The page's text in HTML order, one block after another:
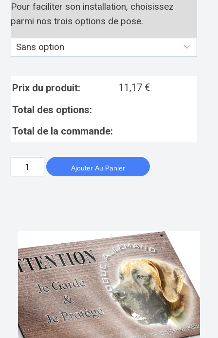
Pour faciliter son installation, choisissez
parmi nos trois options de pose.
Prix du produit: 11,17 €
Total des options:
Total de la commande:
Ajouter Au Panier